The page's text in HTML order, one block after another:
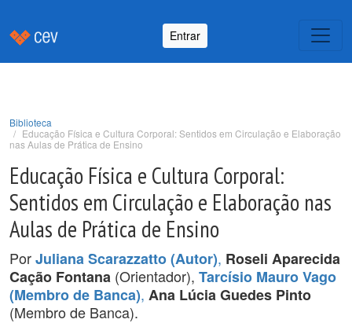
Entrar
Biblioteca
Educação Física e Cultura Corporal: Sentidos em Circulação e Elaboração
nas Aulas de Prática de Ensino
Educação Física e Cultura Corporal:
Sentidos em Circulação e Elaboração nas
Aulas de Prática de Ensino
PorJuliana Scarazzatto (Autor), Roseli Aparecida
Cação Fontana (Orientador), Tarcísio Mauro Vago
(Membro de Banca), Ana Lúcia Guedes Pinto
(Membro de Banca).